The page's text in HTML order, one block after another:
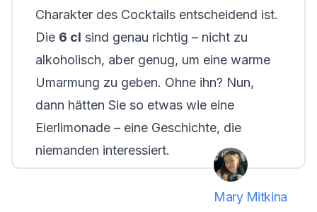
Charakter des Cocktails entscheidend ist.
Die 6 cl sind genau richtig – nicht zu
alkoholisch, aber genug, um eine warme
Umarmung zu geben. Ohne ihn? Nun,
dann hätten Sie so etwas wie eine
Eierlimonade – eine Geschichte, die
niemanden interessiert.
Mary Mitkina